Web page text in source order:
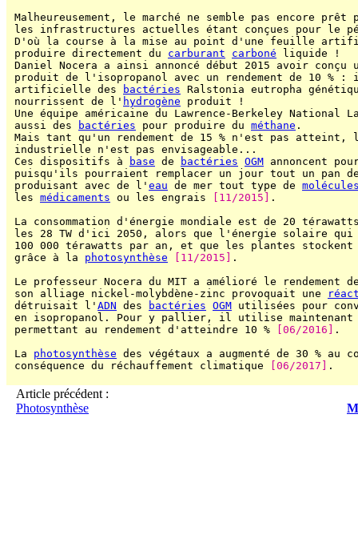
Malheureusement, le marché ne semble pas encore
les infrastructures actuelles étant conçues pour le
D'où la course à la mise au point d'une feuille
produire directement du carburant carboné liquide !
Daniel Nocera a ainsi annoncé début 2015 avoir
produit de l'isopropanol avec un rendement de 10
artificielle des
bactéries Ralstonia eutropha
nourrissent de l' hydrogène produit !
Une équipe américaine du Lawrence-Berkeley
aussi des
bactéries pour produire du méthane .
Mais tant qu'un rendement de 15 % n'est pas atteint,
industrielle n'est pas envisageable...
Ces dispositifs à
base de bactéries OGM annoncent
puisqu'ils pourraient remplacer un jour tout un pan
produisant avec de l' eau de mer tout type de
les médicaments ou les engrais [11/2015]
.
La consommation d'énergie mondiale est de 20
les 28 TW d'ici 2050, alors que l'énergie solaire qui
100 000 térawatts par an, et que les plantes stockent
grâce à la photosynthèse [11/2015]
.
Le professeur Nocera du MIT a amélioré le
son alliage nickel-molybdène-zinc provoquait une
détruisait l' ADN des bactéries OGM utilisées pour
en isopropanol. Pour y pallier, il utilise
permettant au rendement d'atteindre 10 %
[06/2016]
.
La photosynthèse des végétaux a augmenté de 30 % au
conséquence du réchauffement climatique
[06/2017] .
Article précédent :
Photosynthèse